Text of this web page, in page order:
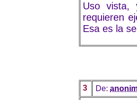
Uso vista,
requieren
Esa es la
3 De: